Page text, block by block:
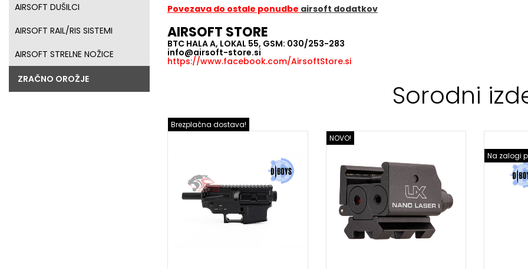
AIRSOFT DUŠILCI
AIRSOFT RAIL/RIS SISTEMI
AIRSOFT STRELNE NOŽICE
ZRAČNO OROŽJE
Povezava do ostale ponudbe airsoft dodatkov
AIRSOFT STORE
BTC HALA A, LOKAL 55, GSM: 030/253-283
info@airsoft-store.si
https://www.facebook.com/AirsoftStore.si
Sorodni
Brezplačna dostava!
NOVO!
Na zalogi